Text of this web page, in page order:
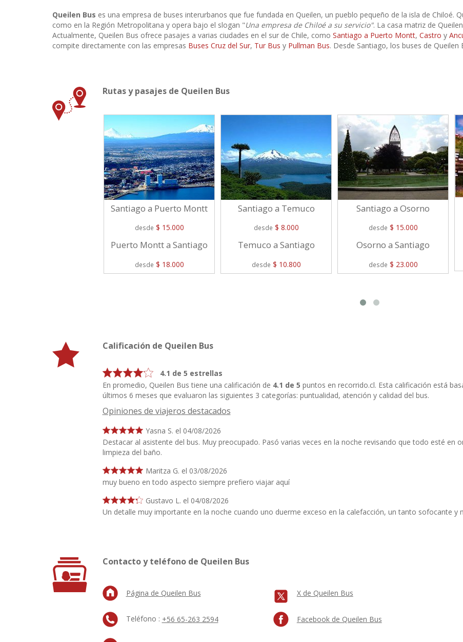
Queilen Bus es una empresa de buses interurbanos que fue fundada en Queilen, un pueblo pequeño de la isla de Chiloé.
como en la Región Metropolitana y opera bajo el slogan "Una empresa de Chiloé a su servicio". La casa matriz de
Actualmente, Queilen Bus ofrece pasajes a varias ciudades en el sur de Chile, como Santiago a Puerto Montt, Castro y
compite directamente con las empresas Buses Cruz del Sur, Tur Bus y Pullman Bus. Desde Santiago, los buses de Queilen
Rutas y pasajes de Queilen Bus
Santiago a Puerto Montt
desde $ 15.000
Puerto Montt a Santiago
desde $ 18.000
Santiago a Temuco
desde $ 8.000
Temuco a Santiago
desde $ 10.800
Santiago a Osorno
desde $ 15.000
Osorno a Santiago
desde $ 23.000
Calificación de Queilen Bus
4.1 de 5 estrellas
En promedio, Queilen Bus tiene una calificación de 4.1 de 5 puntos en recorrido.cl. Esta calificación está
últimos 6 meses que evaluaron las siguientes 3 categorías: puntualidad, atención y calidad del bus.
Opiniones de viajeros destacados
Yasna S. el 04/08/2026
Destacar al asistente del bus. Muy preocupado. Pasó varias veces en la noche revisando que todo esté en
limpieza del baño.
Maritza G. el 03/08/2026
muy bueno en todo aspecto siempre prefiero viajar aquí
Gustavo L. el 04/08/2026
Un detalle muy importante en la noche cuando uno duerme exceso en la calefacción, un tanto sofocante y
Contacto y teléfono de Queilen Bus
Página de Queilen Bus
Teléfono : +56 65-263 2594
X de Queilen Bus
Facebook de Queilen Bus